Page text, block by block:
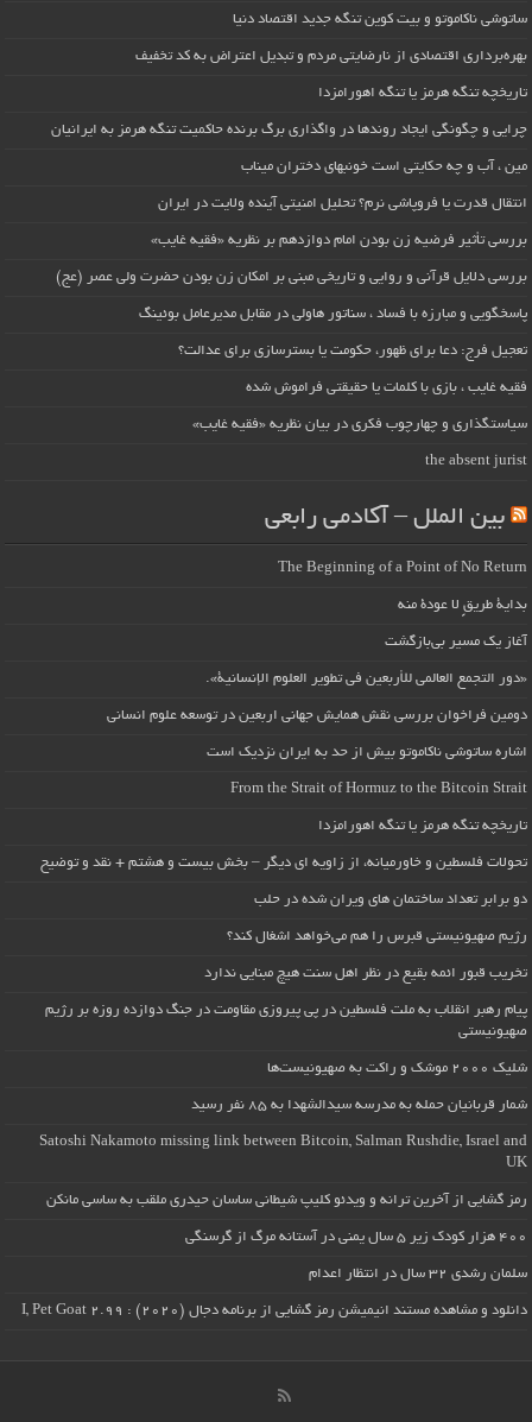
ساتوشی ناکاموتو و بیت کوین تنگه جدید اقتصاد دنیا
بهره‌برداری اقتصادی از نارضایتی مردم و تبدیل اعتراض به کد تخفیف
تاریخچه تنگه هرمز یا تنگه اهورامزدا
چرایی و چگونگی ایجاد روندها در واگذاری برگ برنده حاکمیت تنگه هرمز به ایرانیان
مین ، آب و چه حکایتی است خونبهای دختران میناب
انتقال قدرت یا فروپاشی نرم؟ تحلیل امنیتی آینده ولایت در ایران
بررسی تأثیر فرضیه زن بودن امام دوازدهم بر نظریه «فقیه غایب»
بررسی دلایل قرآنی و روایی و تاریخی مبنی بر امکان زن بودن حضرت ولی عصر (عج)
پاسخگویی و مبارزه با فساد ، سناتور هاولی در مقابل مدیرعامل بوئینگ
تعجیل فرج: دعا برای ظهور، حکومت یا بسترسازی برای عدالت؟
فقیه غایب ، بازی با کلمات یا حقیقتی فراموش شده
سیاستگذاری و چهارچوب فکری در بیان نظریه «فقیه غایب»
the absent jurist
بین الملل – آکادمی رابعی
The Beginning of a Point of No Return
بداية طريقٍ لا عودة منه
آغاز یک مسیر بی‌بازگشت
«دور التجمع العالمي للأربعين في تطوير العلوم الإنسانية».
دومین فراخوان بررسی نقش همایش جهانی اربعین در توسعه علوم انسانی
اشاره ساتوشی ناکاموتو بیش از حد به ایران نزدیک است
From the Strait of Hormuz to the Bitcoin Strait
تاریخچه تنگه هرمز یا تنگه اهورامزدا
تحولات فلسطین و خاورمیانه، از زاویه ای دیگر – بخش بیست و هشتم + نقد و توضیح
دو برابر تعداد ساختمان های ویران شده در حلب
رژیم صهیونیستی قبرس را هم می‌خواهد اشغال کند؟
تخریب قبور ائمه بقیع در نظر اهل سنت هیچ مبنایی ندارد
پیام رهبر انقلاب به ملت فلسطین در پی پیروزی مقاومت در جنگ دوازده روزه بر رژیم
صهیونیستی
شلیک ۲۰۰۰ موشک و راکت به صهیونیست‌ها
شمار قربانیان حمله به مدرسه سیدالشهدا به ۸۵ نفر رسید
Satoshi Nakamoto missing link between Bitcoin, Salman Rushdie, Israel and
UK
رمز گشایی از آخرین ترانه و ویدئو کلیپ شیطانی ساسان حیدری ملقب به ساسی مانکن
۴۰۰ هزار کودک زیر ۵ سال یمنی در آستانه مرگ از گرسنگی
سلمان رشدی ۳۲ سال در انتظار اعدام
دانلود و مشاهده مستند انیمیشن رمز گشایی از برنامه دجال (۲۰۲۰) : I, Pet Goat 2.99